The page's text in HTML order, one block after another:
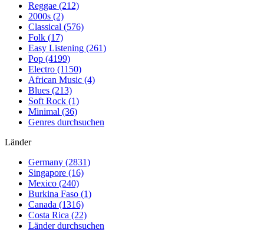
Reggae (212)
2000s (2)
Classical (576)
Folk (17)
Easy Listening (261)
Pop (4199)
Electro (1150)
African Music (4)
Blues (213)
Soft Rock (1)
Minimal (36)
Genres durchsuchen
Länder
Germany (2831)
Singapore (16)
Mexico (240)
Burkina Faso (1)
Canada (1316)
Costa Rica (22)
Länder durchsuchen